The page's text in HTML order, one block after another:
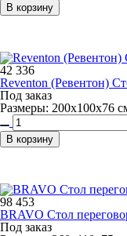
В корзину
42 336
Reventon (Ревентон)
Под заказ
Размеры: 200x100x76
В корзину
98 453
BRAVO Стол
Под заказ